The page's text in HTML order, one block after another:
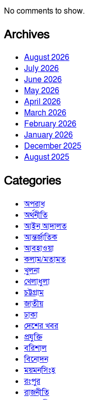
No comments to show.
Archives
August 2026
July 2026
June 2026
May 2026
April 2026
March 2026
February 2026
January 2026
December 2025
August 2025
Categories
অপরাধ
অর্থনীতি
আইন আদালত
আন্তর্জাতিক
আবহাওয়া
কলাম/মতামত
খুলনা
খেলাধুলা
চট্টগ্রাম
জাতীয়
ঢাকা
দেশের খবর
প্রযুক্তি
বরিশাল
বিনোদন
ময়মনসিংহ
রংপুর
রাজনীতি